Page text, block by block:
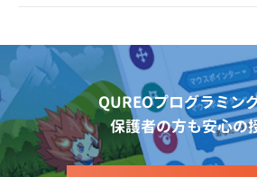
QUREOプログラミン
保護者の方も安心の